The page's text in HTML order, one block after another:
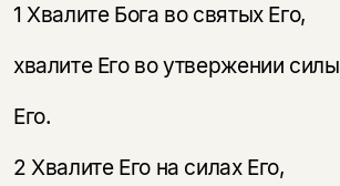
1 Хвалите Бога во святых Его,
хвалите Его во утвержении силы
Его.
2 Хвалите Его на силах Его,